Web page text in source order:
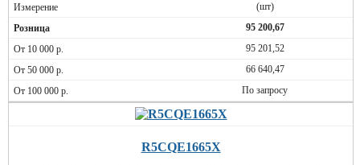
(шт)
95 200,67
95 201,52
66 640,47
По запросу
R5CQE1665X